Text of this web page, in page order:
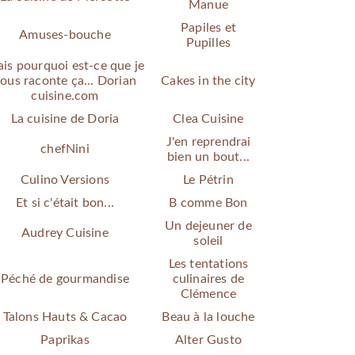
Manue
Amuses-bouche
Papiles et
Pupilles
pourquoi est-ce que je
raconte ça... Dorian
cuisine.com
Cakes in the city
La cuisine de Doria Clea Cuisine
chefNini
J'en reprendrai
bien un bout...
Culino Versions
Le Pétrin
Et si c'était bon...
B comme Bon
Audrey Cuisine
Un dejeuner de
soleil
Péché de gourmandise
Les tentations
culinaires de
Clémence
Talons Hauts & Cacao
Beau à la louche
Paprikas
Alter Gusto